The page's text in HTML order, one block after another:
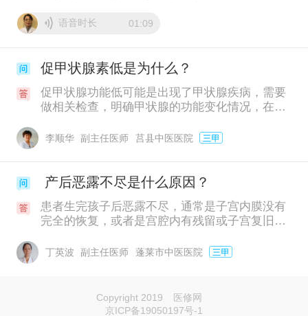
语音时长 01:09
促甲状腺素低是为什么？
促甲状腺功能低可能是出现了甲状腺疾病，需要
做相关检查，明确甲状腺的功能变化情况，在患
变化，根据具体的症状确定是甲状腺功能偏低，
李顺华 副主任医师 莒县中医医院
产后恶露不尽是什么原因？
患者生完孩子后恶露不尽，通常是子宫内膜没有
完全的恢复，或者是宫腔内有残留或子宫复旧不
血，一般是清宫处理的，否则长时间流血容易造
丁英波 副主任医师 蓬莱市中医医院
Copyright 2019
医修网
京ICP备19050197号-1